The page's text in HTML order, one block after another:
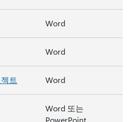
Word
Word
트 Word
Word 또는
PowerPoint